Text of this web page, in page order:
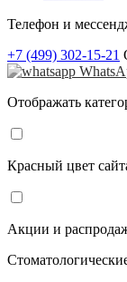
Телефон и
+7 (499) 302-15-21
Отображать
Красный цвет
Акции и